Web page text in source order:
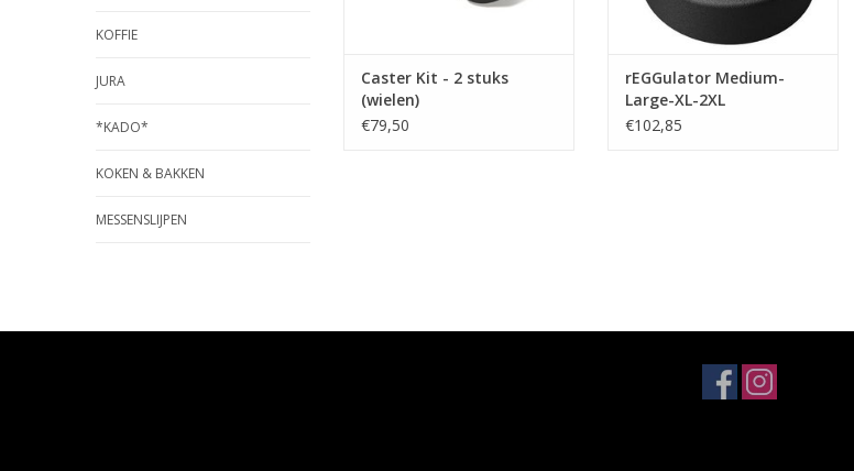
KOFFIE
JURA
*KADO*
KOKEN & BAKKEN
MESSENSLIJPEN
Caster Kit - 2 stuks
(wielen)
€79,50
rEGGulator Medium-
Large-XL-2XL
€102,85